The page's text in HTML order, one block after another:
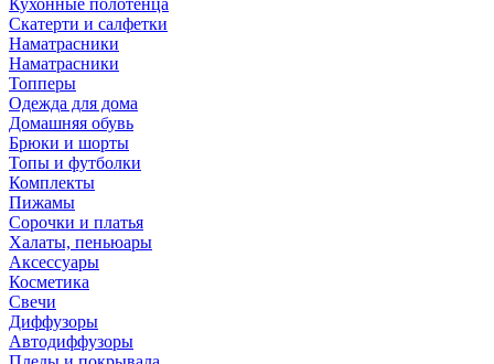
Кухонные полотенца
Скатерти и салфетки
Наматрасники
Наматрасники
Топперы
Одежда для дома
Домашняя обувь
Брюки и шорты
Топы и футболки
Комплекты
Пижамы
Сорочки и платья
Халаты, пеньюары
Аксессуары
Косметика
Свечи
Диффузоры
Автодиффузоры